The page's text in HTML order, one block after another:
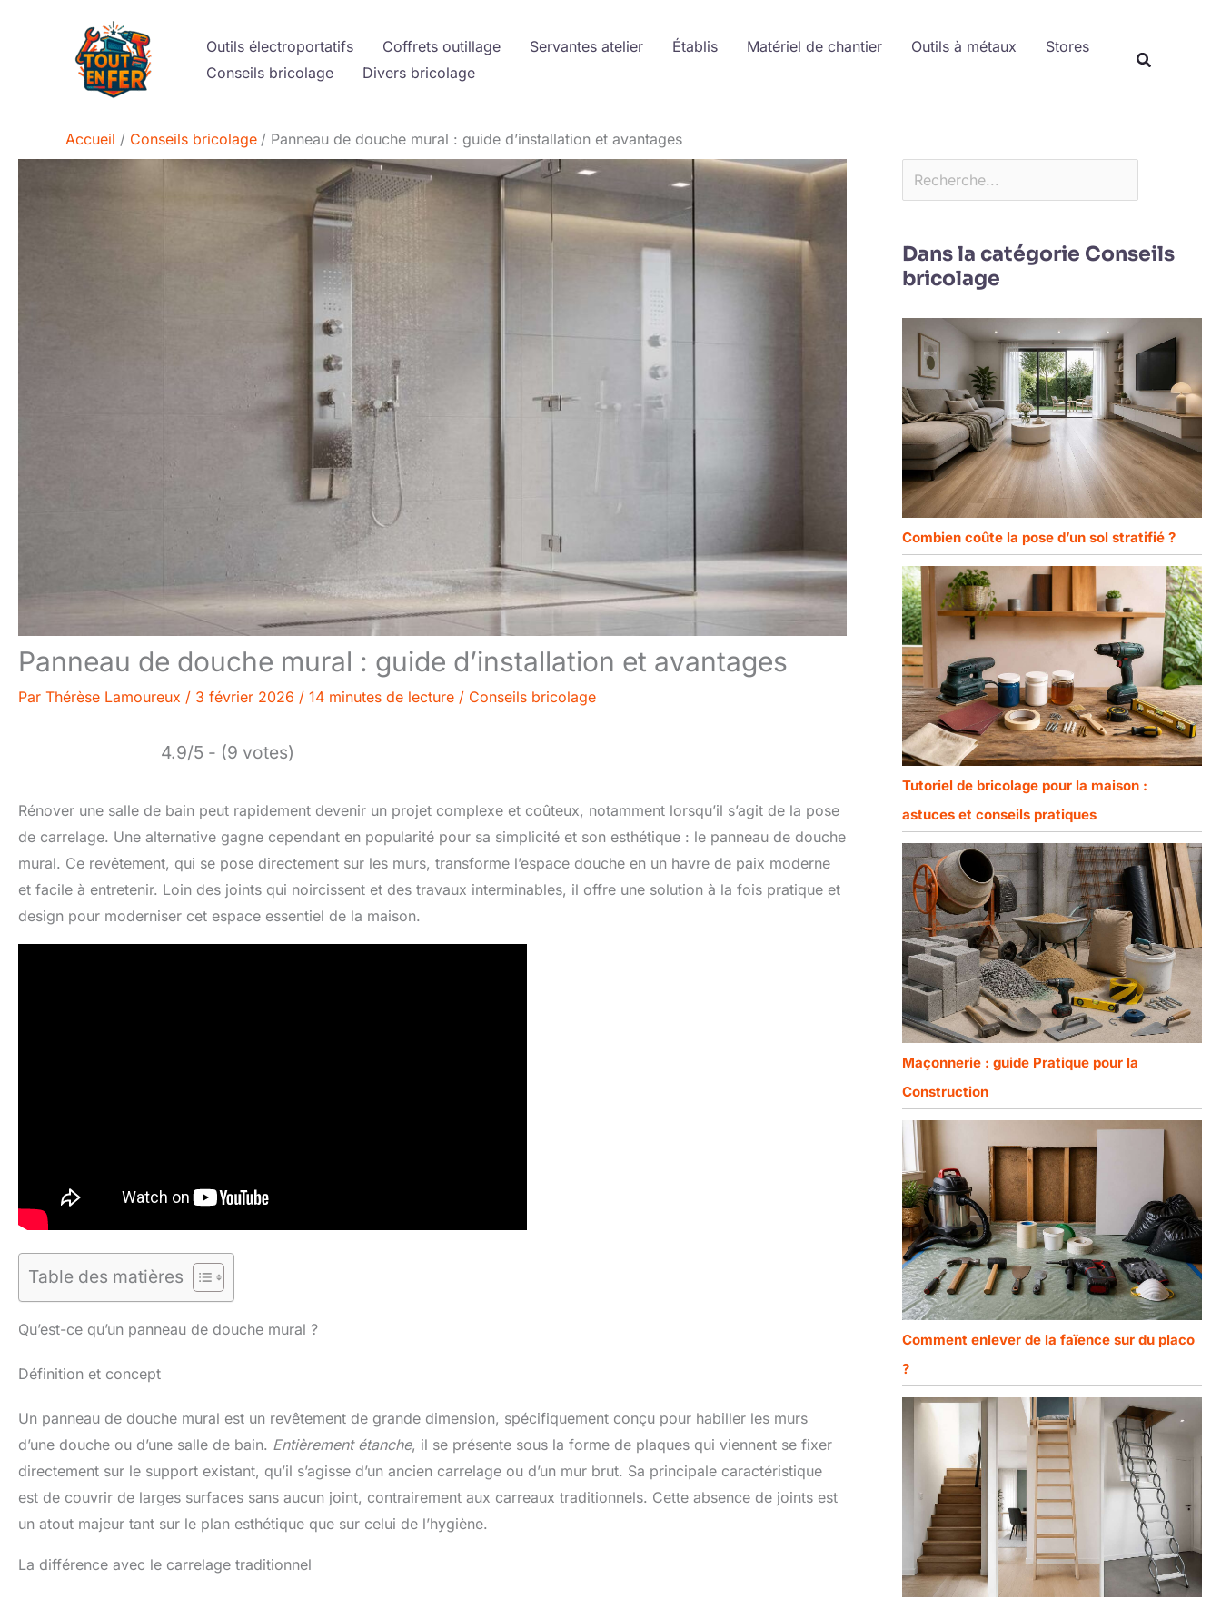
Outils électroportatifs Coffrets outillage Servantes atelier Établis Matériel de chantier Outils à métaux
Stores
Conseils bricolage
Divers bricolage
Accueil Conseils bricolage Panneau de douche mural : guide d’installation et avantages
Panneau de douche mural : guide d’installation et avantages
Par Thérèse Lamoureux / 3 février 2026 / 14 minutes de lecture / Conseils bricolage
4.9/5 - (9 votes)
Rénover une salle de bain peut rapidement devenir un projet complexe et coûteux, notamment lorsqu’il s’agit de la pose
de carrelage. Une alternative gagne cependant en popularité pour sa simplicité et son esthétique : le panneau de douche
mural. Ce revêtement, qui se pose directement sur les murs, transforme l’espace douche en un havre de paix moderne
et facile à entretenir. Loin des joints qui noircissent et des travaux interminables, il offre une solution à la fois pratique et
design pour moderniser cet espace essentiel de la maison.
Table des matières
Qu’est-ce qu’un panneau de douche mural ?
Définition et concept
Un panneau de douche mural est un revêtement de grande dimension, spécifiquement conçu pour habiller les murs
d’une douche ou d’une salle de bain. Entièrement étanche, il se présente sous la forme de plaques qui viennent se fixer
directement sur le support existant, qu’il s’agisse d’un ancien carrelage ou d’un mur brut. Sa principale caractéristique
est de couvrir de larges surfaces sans aucun joint, contrairement aux carreaux traditionnels. Cette absence de joints est
un atout majeur tant sur le plan esthétique que sur celui de l’hygiène.
La différence avec le carrelage traditionnel
Dans la catégorie Conseils
bricolage
Combien coûte la pose d’un sol stratifié ?
Tutoriel de bricolage pour la maison :
astuces et conseils pratiques
Maçonnerie : guide Pratique pour la
Construction
Comment enlever de la faïence sur du placo
?